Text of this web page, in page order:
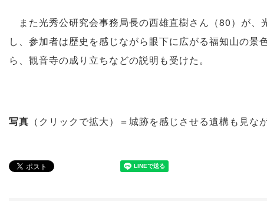
また光秀公研究会事務局長の西雄直樹さん（80）が、
し、参加者は歴史を感じながら眼下に広がる福知山の
ら、観音寺の成り立ちなどの説明も受けた。
写真 （クリックで拡大）＝城跡を感じさせる遺構も見な